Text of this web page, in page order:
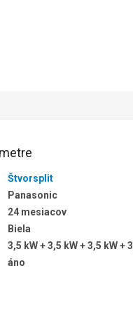
Štvorsplit
Panasonic
24 mesiacov
Biela
3,5 kW + 3,5 kW + 3,5 kW +
áno